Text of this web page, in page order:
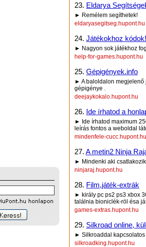
23. Eldarya
► Remélem segíthetek!
eldaryasegitseg.hupont.hu
24. Játékokhoz kódok!
► Nagyon sok játékhoz
help-for-games.hupont.hu
25. Gépigények.info
► A baloldalon megjelenő
gépigénye .
deejaykokalo.hupont.hu
26. Ide írhatod a
► Ide írhatod maximum
leírás fontos a weboldal
mindenfele-cucc.hupont.hu
27. A metin2 Ninja
► Mindenki aki
ninjaraj.hupont.hu
28. Film,játék-extrák
► király pc ps2 ps3 xbox
találnia bioniclék-röl ésa
games-extras.hupont.hu
29. Silkroad online,
► Silkroaddal
silkroadking.hupont.hu